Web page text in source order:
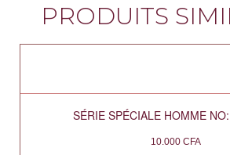
PRODUITS
SÉRIE SPÉCIALE HOMME
10.000 CFA